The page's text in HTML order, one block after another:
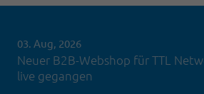
03. Aug, 2026
Neuer B2B-Webshop für TTL
live gegangen